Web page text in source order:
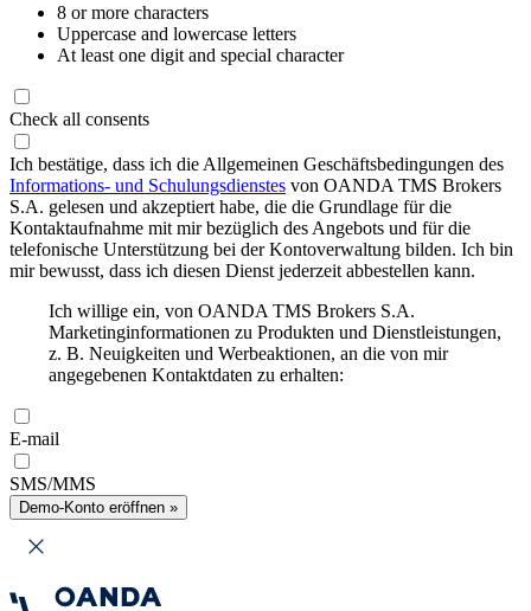
8 or more characters
Uppercase and lowercase letters
At least one digit and special character
Check all consents
Ich bestätige, dass ich die Allgemeinen Geschäftsbedingungen des
Informations- und Schulungsdienstes von OANDA TMS Brokers
S.A. gelesen und akzeptiert habe, die die Grundlage für die
Kontaktaufnahme mit mir bezüglich des Angebots und für die
telefonische Unterstützung bei der Kontoverwaltung bilden. Ich bin
mir bewusst, dass ich diesen Dienst jederzeit abbestellen kann.
Ich willige ein, von OANDA TMS Brokers S.A.
Marketinginformationen zu Produkten und Dienstleistungen,
z. B. Neuigkeiten und Werbeaktionen, an die von mir
angegebenen Kontaktdaten zu erhalten:
E-mail
SMS/MMS
Demo-Konto eröffnen »